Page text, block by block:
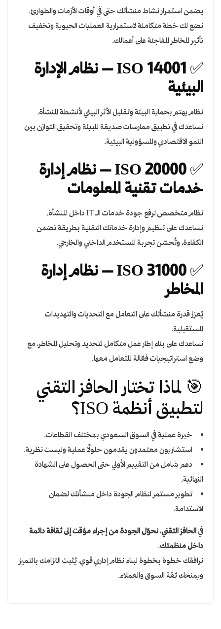
يضمن استمرار نشاط منشأتك حتى في أوقات الأزمات والطوارئ.
نضع لك خطة متكاملة لاستمرارية العمليات الحيوية وتخفيف
تأثير المخاطر المفاجئة على أعمالك.
✅ ISO 14001 – نظام الإدارة
البيئية
نظام يهتم بحماية البيئة وتقليل الأثر البيئي لأنشطة المنشأة.
نساعدك في تطبيق ممارسات صديقة للبيئة وتحقيق التوازن بين
النمو الاقتصادي والمسؤولية البيئية.
✅ ISO 20000 – نظام إدارة
خدمات تقنية المعلومات
نظام متخصص لرفع جودة خدمات الـ IT داخل المنشأة.
نساعدك على تنظيم وإدارة خدماتك التقنية بطريقة تضمن
الكفاءة، وتُحسّن تجربة المستخدم الداخلي والخارجي.
✅ ISO 31000 – نظام إدارة
المخاطر
يُعزز قدرة منشأتك على التعامل مع التحديات والتهديدات
المستقبلية.
نساعدك على بناء إطار عمل متكامل لتحديد وتحليل المخاطر، مع
وضع استراتيجيات فعّالة للتعامل معها.
🎯 لماذا تختار الحافز التقني
لتطبيق أنظمة ISO؟
خبرة عملية في السوق السعودي بمختلف القطاعات.
استشاريون معتمدون يقدمون حلولًا عملية وليست نظرية.
دعم شامل من التقييم الأولي حتى الحصول على الشهادة
النهائية.
تطوير مستمر لنظام الجودة داخل منشأتك لضمان
الاستدامة.
فيالحافز التقني،نحوّل الجودة من إجراء مؤقت إلى ثقافة دائمة
داخل منظمتك.
نرافقك خطوة بخطوة لبناء نظام إداري قوي، يُثبت التزامك بالتميز
ويمنحك ثقة السوق والعملاء.